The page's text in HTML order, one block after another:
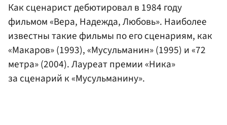
Как сценарист дебютировал в 1984 году
фильмом «Вера, Надежда, Любовь». Наиболее
известны такие фильмы по его сценариям, как
«Макаров» (1993), «Мусульманин» (1995) и «72
метра» (2004). Лауреат премии «Ника»
за сценарий к «Мусульманину».